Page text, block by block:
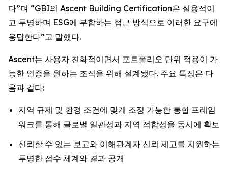
다”며 “GBI의 Ascent Building Certification은 실용적이
고 투명하며 ESG에 부합하는 접근 방식으로 이러한 요구에
응답한다”고 말했다.
Ascent는 사용자 친화적이면서 포트폴리오 단위 적용이 가
능한 인증을 원하는 조직을 위해 설계됐다. 주요 특징은 다
음과 같다:
지역 규제 및 환경 조건에 맞게 조정 가능한 통합 프레임
워크를 통해 글로벌 일관성과 지역 적합성을 동시에 확보
신뢰할 수 있는 보고와 이해관계자 신뢰 제고를 지원하는
투명한 점수 체계와 결과 공개